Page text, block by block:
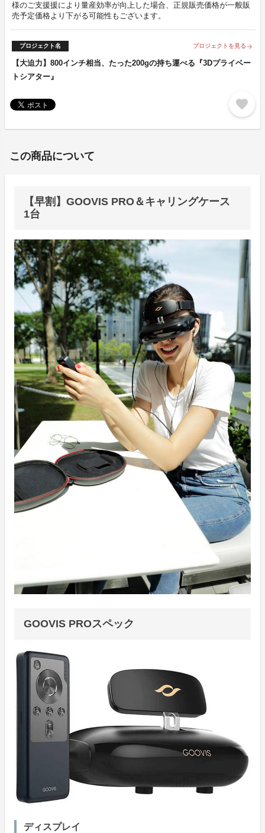
様のご支援援により量産効率が向上した場合、正規販売価格が一般販
売予定価格より下がる可能性もございます。
プロジェクト名 プロジェクトを見る arrow_forward
【大迫力】800インチ相当、たった200gの持ち運べる『3Dプライベー
トシアター』
favorite
この商品について
【早割】GOOVIS PRO＆キャリングケース
1台
GOOVIS PROスペック
ディスプレイ